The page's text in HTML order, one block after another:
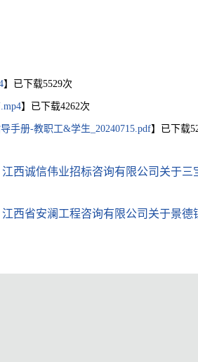
】已下载5529次
】已下载4262次
手册-教职工&学生_20240715.pdf】已下载
江西诚信伟业招标咨询有限公司关于
江西省安澜工程咨询有限公司关于景